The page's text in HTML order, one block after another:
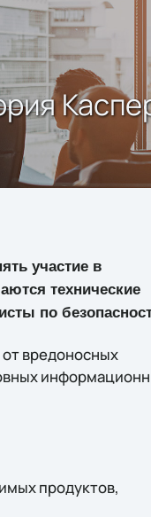
участие в
технические
по
вредоносных
продуктов,